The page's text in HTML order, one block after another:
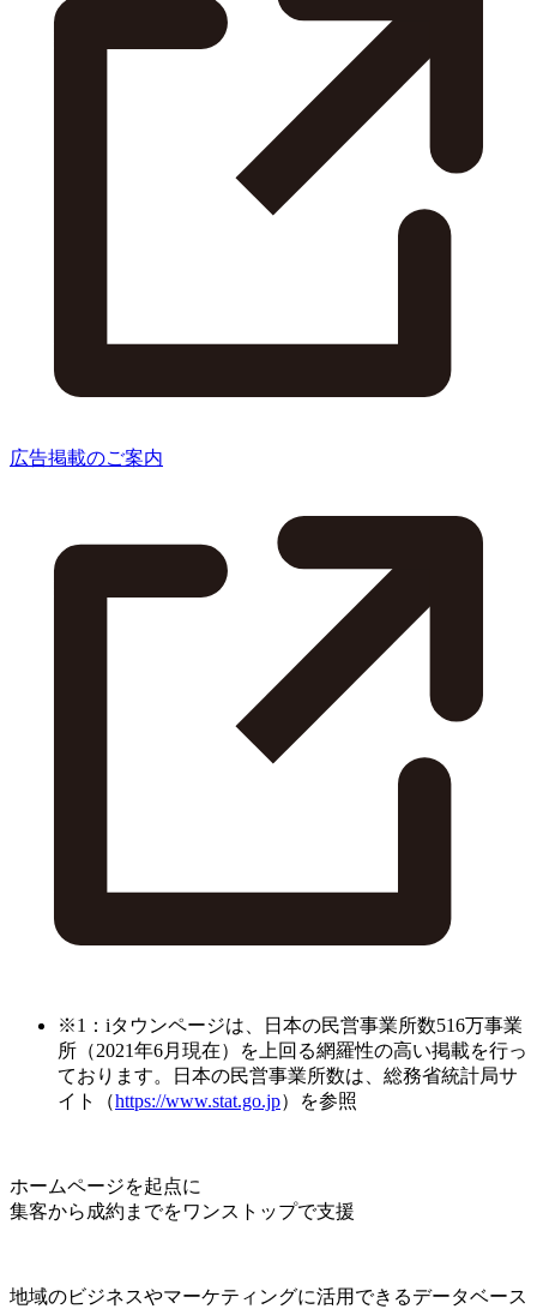
広告掲載のご案内
※1：iタウンページは、日本の民営事業所数516万事業
所（2021年6月現在）を上回る網羅性の高い掲載を行っ
ております。日本の民営事業所数は、総務省統計局サ
イト（https://www.stat.go.jp）を参照
ホームページを起点に
集客から成約までをワンストップで支援
地域のビジネスやマーケティングに活用できるデータベース